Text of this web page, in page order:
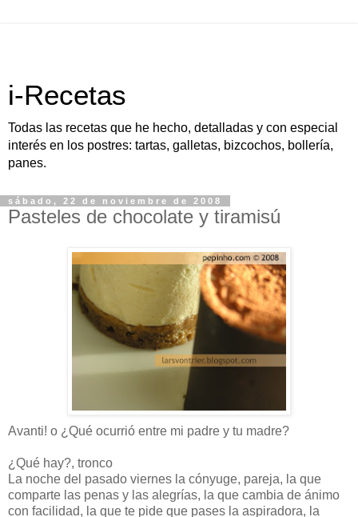
i-Recetas
Todas las recetas que he hecho, detalladas y con especial
interés en los postres: tartas, galletas, bizcochos, bollería,
panes.
sábado, 22 de noviembre de 2008
Pasteles de chocolate y tiramisú
Avanti! o ¿Qué ocurrió entre mi padre y tu madre?
¿Qué hay?, tronco
La noche del pasado viernes la cónyuge, pareja, la que
comparte las penas y las alegrías, la que cambia de ánimo
con facilidad, la que te pide que pases la aspiradora, la